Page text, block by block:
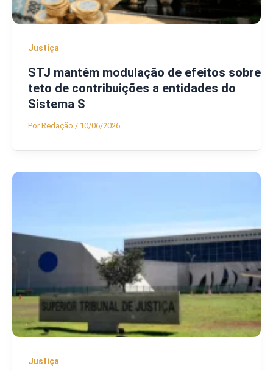
Justiça
STJ mantém modulação de efeitos sobre
teto de contribuições a entidades do
Sistema S
PorRedação / 10/06/2026
Justiça